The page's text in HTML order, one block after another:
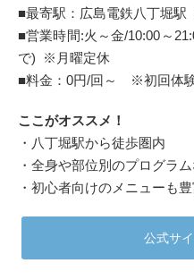
■最寄駅：広島電鉄八丁堀駅
■営業時間:火～金/10:00～
で) ※月曜定休
■料金：0円/回～ ※初回体
ここがオススメ！
・八丁堀駅から徒歩圏内
・全身や部位別のプログラ
・初心者向けのメニューも豊
公式サ